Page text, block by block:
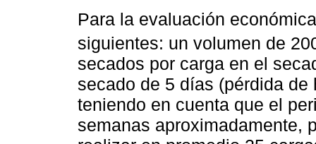
Para la evaluación
siguientes: un volumen de
secados por carga en el
secado de 5 días (pérdida
teniendo en cuenta que el
semanas aproximadamente,